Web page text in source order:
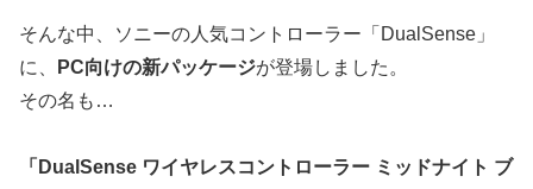
そんな中、ソニーの人気コントローラー「DualSense」
に、
PC向けの新パッケージが登場しました。
その名も…
「DualSense ワイヤレスコントローラー ミッドナイト ブ